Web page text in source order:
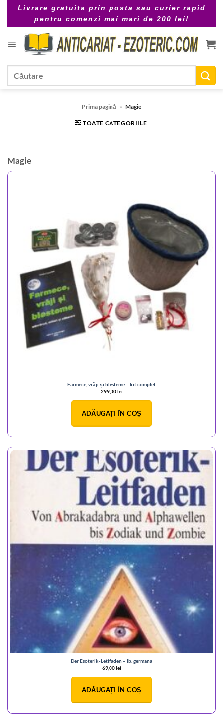
Livrare gratuita prin posta sau curier rapid
pentru comenzi mai mari de 200 lei!
Caută
Prima pagină » Magie
TOATE CATEGORIILE
Magie
Farmece, vrăji și blesteme – kit complet
299,00lei
ADĂUGAȚI ÎN COȘ
Der Esoterik-Letifaden – lb. germana
69,00lei
ADĂUGAȚI ÎN COȘ